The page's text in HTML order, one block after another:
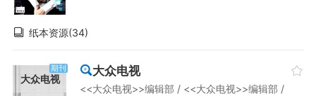
纸本资源(34)
大众电视
期刊 大众电视
<<大众电视>>编辑部 / <<大众电视>>编辑部 /